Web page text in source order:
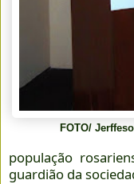
FOTO/
população
guardião da